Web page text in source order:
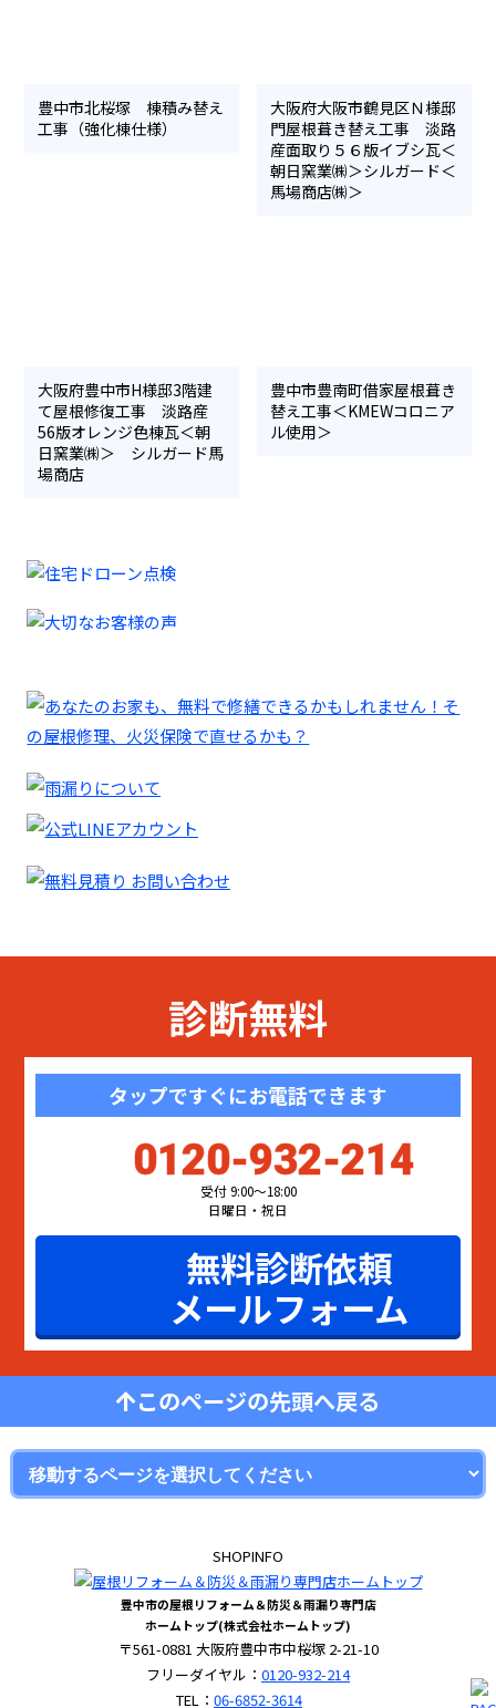
豊中市北桜塚 棟積み替え
工事（強化棟仕様）
大阪府大阪市鶴見区Ｎ様邸
門屋根葺き替え工事 淡路
産面取り５６版イブシ瓦＜
朝日窯業㈱＞シルガード＜
馬場商店㈱＞
大阪府豊中市H様邸3階建
て屋根修復工事 淡路産
56版オレンジ色棟瓦＜朝
日窯業㈱＞ シルガード馬
場商店
豊中市豊南町借家屋根葺き
替え工事＜KMEWコロニア
ル使用＞
診断無料
タップですぐにお電話できます
0120-932-214
受付 9:00〜18:00
日曜日・祝日
無料診断依頼
メールフォーム
このページの先頭へ戻る
SHOPINFO
豊中市の屋根リフォーム＆防災＆雨漏り専門店
ホームトップ(株式会社ホームトップ)
〒561-0881 大阪府豊中市中桜塚 2-21-10
フリーダイヤル： 0120-932-214
TEL： 06-6852-3614